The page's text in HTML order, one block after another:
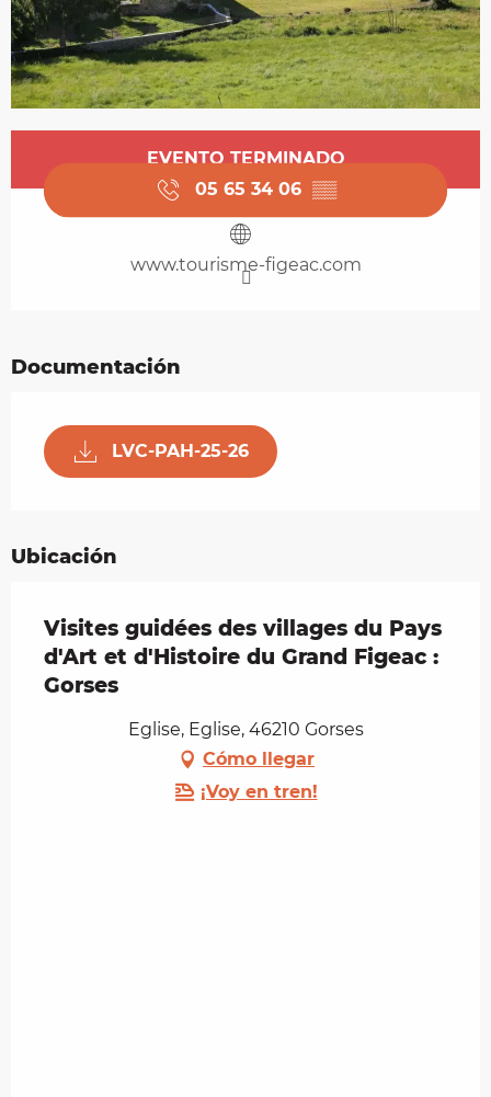
Horarios y datos de contacto
EVENTO TERMINADO
05 65 34 06 ▒▒
www.tourisme-figeac.com
Documentación
LVC-PAH-25-26
Ubicación
Visites guidées des villages du Pays
d'Art et d'Histoire du Grand Figeac :
Gorses
Eglise, Eglise, 46210 Gorses
Cómo llegar
¡Voy en tren!